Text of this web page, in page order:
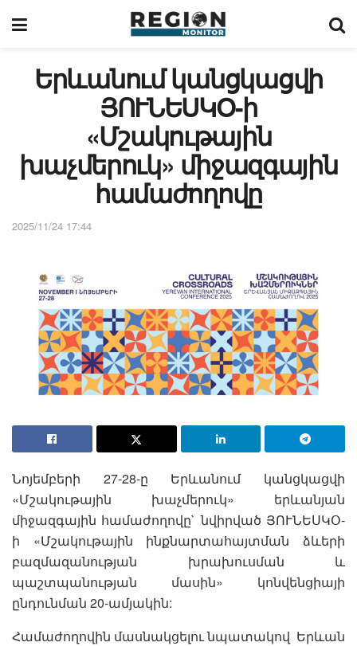
Երևանում կանցկացվի
ՅՈՒՆԵՍԿՕ-ի
«Մշակութային
խաչմերուկ» միջազգային
համաժողովը
2025/11/24 17:44
Նոյեմբերի 27-28-ը Երևանում կանցկացվի
«Մշակութային խաչմերուկ» երևանյան
միջազգային համաժողովը` նվիրված ՅՈՒՆԵՍԿՕ-
ի «Մշակութային ինքնարտահայտման ձևերի
բազմազանության խրախուսման և
պաշտպանության մասին» կոնվենցիայի
ընդունման 20-ամյակին:
Համաժողովին մասնակցելու նպատակով Երևան